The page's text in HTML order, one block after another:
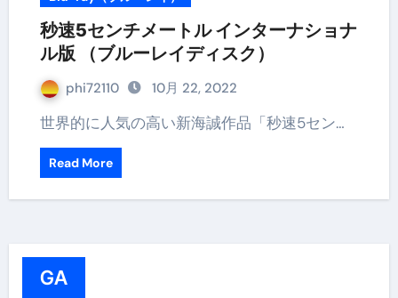
秒速5センチメートル インターナショナ
ル版 （ブルーレイディスク）
phi72110 10月 22, 2022
世界的に人気の高い新海誠作品「秒速5セン…
Read More
GA